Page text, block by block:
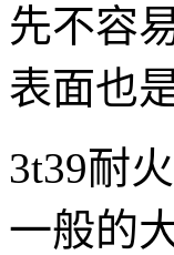
先不容
表面也
3t39耐
一般的